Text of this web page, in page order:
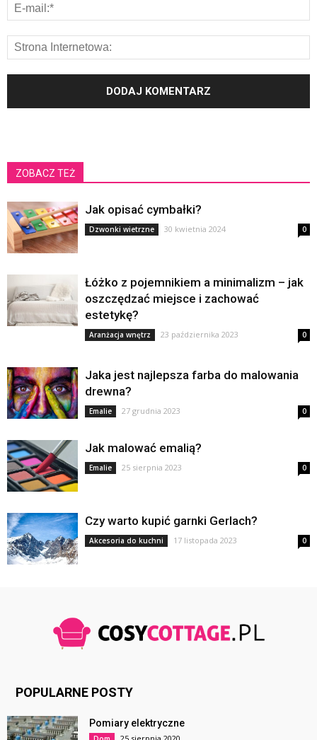
ZOBACZ TEŻ
Jak opisać cymbałki?
Dzwonki wietrzne 30 kwietnia 2024 0
Łóżko z pojemnikiem a minimalizm – jak
oszczędzać miejsce i zachować
estetykę?
Aranżacja wnętrz 23 października 2023 0
Jaka jest najlepsza farba do malowania
drewna?
Emalie 27 grudnia 2023 0
Jak malować emalią?
Emalie 25 sierpnia 2023 0
Czy warto kupić garnki Gerlach?
Akcesoria do kuchni 17 listopada 2023 0
POPULARNE POSTY
Pomiary elektryczne